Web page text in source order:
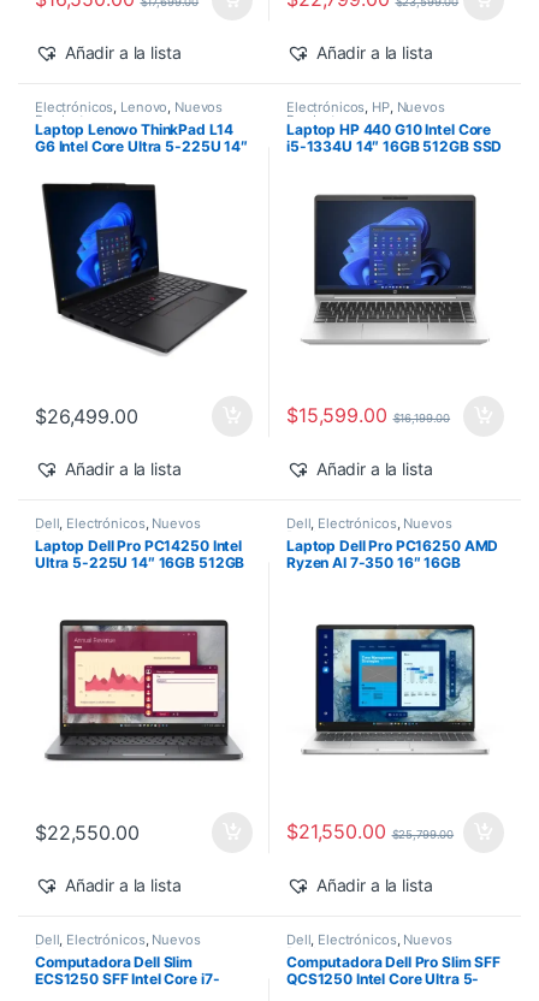
Añadir a la lista Añadir a la lista
Electrónicos, Lenovo, Nuevos
Productos
Laptop Lenovo ThinkPad L14
G6 Intel Core Ultra 5-225U 14″
Pro
$26,499.00
Añadir a la lista
Electrónicos, HP, Nuevos
Productos
Laptop HP 440 G10 Intel Core
i5-1334U 14″ 16GB 512GB SSD
$15,599.00 $16,199.00
Añadir a la lista
Dell, Electrónicos, Nuevos
Productos
Laptop Dell Pro PC14250 Intel
Ultra 5-225U 14″ 16GB 512GB
$22,550.00
Añadir a la lista
Dell, Electrónicos, Nuevos
Productos
Laptop Dell Pro PC16250 AMD
Ryzen AI 7-350 16″ 16GB
$21,550.00 $25,799.00
Añadir a la lista
Dell Electrónicos, Nuevos
Productos
Computadora Dell Slim
ECS1250 SFF Intel Core i7-
Dell Electrónicos, Nuevos
Productos
Computadora Dell Pro Slim SFF
QCS1250 Intel Core Ultra 5-